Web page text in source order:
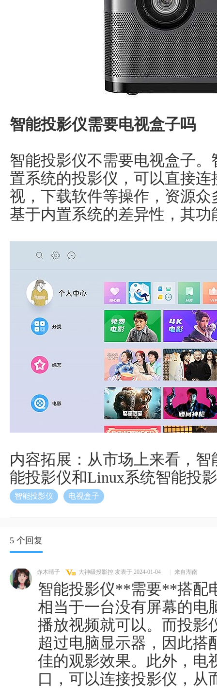
智能投影仪需要电视盒子吗
智能投影仪不需要电视盒子
置系统的投影仪，可以直接
视，下载软件等操作，资源
基于内置系统的差异性，其
内容拓展：从市场上来看，
能投影仪和Linux系统智能投
智能投影仪 电视盒子
5 个回复
赤木晴子 大神级投影控 发表于 2024-01-04 来自湖南
智能投影仪**需要**搭配
相当于一台没有屏幕的电
播放视频就可以。而投影
超过电脑显示器，因此搭
佳的观影效果。此外，电
口，可以连接投影仪，从